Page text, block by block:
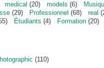
medical (20) models (6)
(29) Professionnel (68) real
Étudiants (4) Formation (20)
(110)